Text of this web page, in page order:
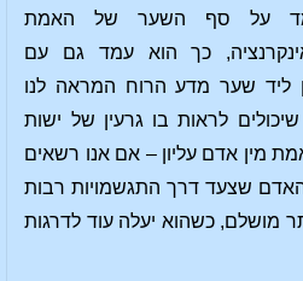
על סף השער של האמת
כך הוא עמד גם עם
ליד שער מדע הרוח המראה לנו
לראות בו גרעין של ישות
מין אדם עליון – אם אנו רשאים
שצעד דרך התגשמויות רבות
מושלם, כשהוא יעלה עוד לדרגות